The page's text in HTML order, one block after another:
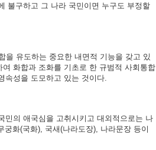
불구하고 그 나라 국민이면 누구도 부정할
을 유도하는 중요한 내면적 기능을 갖고 있
화합과 조화를 기초로 한 규범적 사회통합
속성을 도모하고 있는 것이다.
민의 애국심을 고취시키고 대외적으로는 나
화(국화), 국새(나라도장), 나라문장 등이